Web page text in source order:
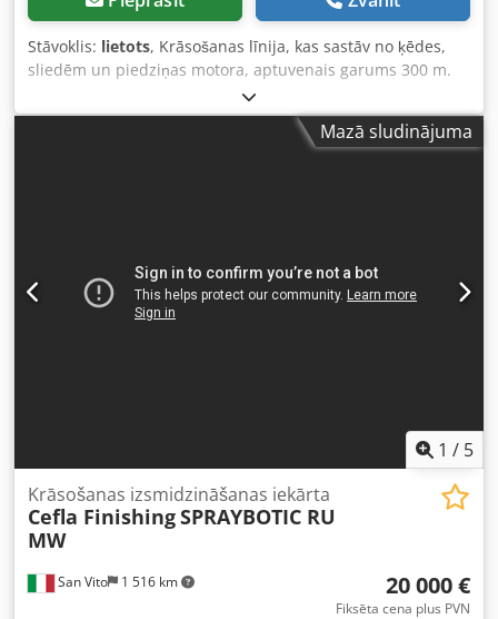
Stāvoklis: lietots, Krāsošanas līnija, kas sastāv no ķēdes,
sliedēm un piedziņas motora, aptuvenais garums 300 m.
Lietota. Dsdpfx Aey Ud S Tenzjkr
Mazā sludinājuma
1 / 5
San Vito 1 516 km
Krāsošanas izsmidzināšanas iekārta
Cefla FinishingSPRAYBOTIC RU
MW
20 000 €
Fiksēta cena plus PVN